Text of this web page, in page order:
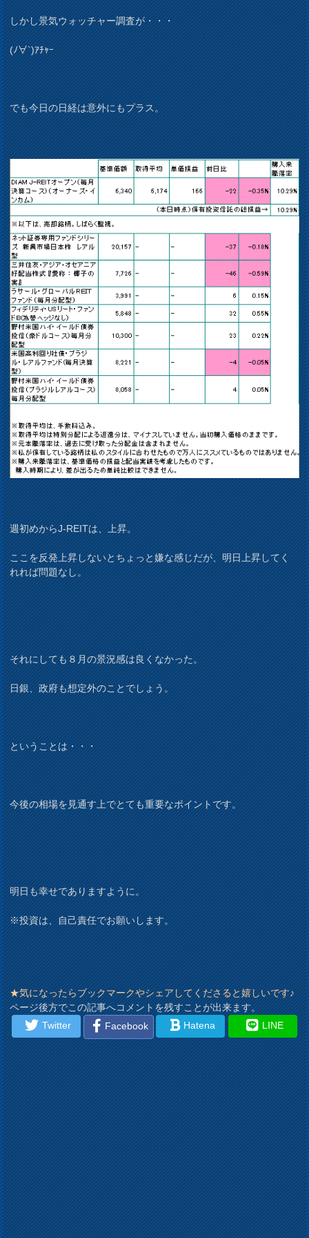
しかし景気ウォッチャー調査が・・・
(ﾉ∀`)ｱﾁｬｰ
でも今日の日経は意外にもプラス。
週初めからJ-REITは、上昇。
ここを反発上昇しないとちょっと嫌な感じだが、明日上昇してく
れれば問題なし。
それにしても８月の景況感は良くなかった。
日銀、政府も想定外のことでしょう。
ということは・・・
今後の相場を見通す上でとても重要なポイントです。
明日も幸せでありますように。
※投資は、自己責任でお願いします。
★気になったらブックマークやシェアしてくださると嬉しいです♪
ページ後方でこの記事へコメントを残すことが出来ます。
Twitter
Facebook Hatena LINE